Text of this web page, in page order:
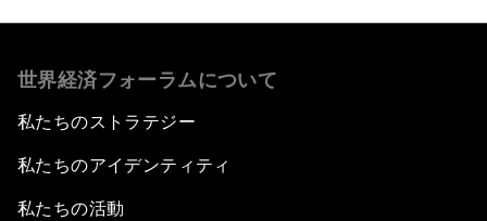
世界経済フォーラムについて
私たちのストラテジー
私たちのアイデンティティ
私たちの活動